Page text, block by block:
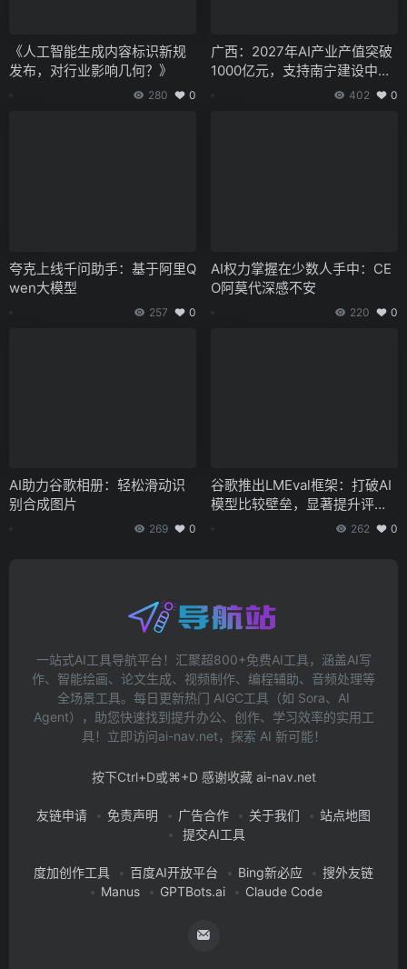
《人工智能生成内容标识新规
发布，对行业影响几何？》
280 0
广西：2027年AI产业产值突破
1000亿元，支持南宁建设中国
—东盟人工智能创新合作中心
402 0
夸克上线千问助手：基于阿里Q
wen大模型
257 0
AI权力掌握在少数人手中：CE
O阿莫代深感不安
220 0
AI助力谷歌相册：轻松滑动识
别合成图片
269 0
谷歌推出LMEval框架：打破AI
模型比较壁垒，显著提升评测
262 0
一站式AI工具导航平台！汇聚超800+免费AI工具，涵盖AI写
作、智能绘画、论文生成、视频制作、编程辅助、音频处理等
全场景工具。每日更新热门 AIGC工具（如 Sora、AI
Agent），助您快速找到提升办公、创作、学习效率的实用工
具！立即访问ai-nav.net，探索 AI 新可能！
按下Ctrl+D或⌘+D 感谢收藏 ai-nav.net
友链申请 免责声明 广告合作 关于我们
站点地图
提交AI工具
度加创作工具 百度AI开放平台 Bing新必应
搜外友链
Manus
GPTBots.ai Claude Code